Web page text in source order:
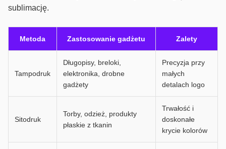
sublimację.
Metoda Zastosowanie gadżetu Zalety
Tampodruk
Długopisy, breloki,
elektronika, drobne
gadżety
Precyzja przy
małych
detalach logo
Sitodruk
Torby, odzież, produkty
płaskie z tkanin
Trwałość i
doskonałe
krycie kolorów